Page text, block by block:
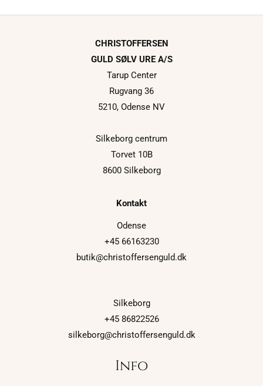
CHRISTOFFERSEN
GULD SØLV URE A/S
Tarup Center
Rugvang 36
5210, Odense NV
Silkeborg centrum
Torvet 10B
8600 Silkeborg
Kontakt
Odense
+45 66163230
butik@christoffersenguld.dk
Silkeborg
+45 86822526
silkeborg@christoffersenguld.dk
Info